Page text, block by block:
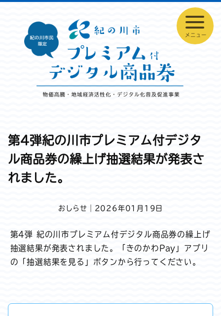
第4弾紀の川市プレミアム付デジタ
ル商品券の繰上げ抽選結果が発表さ
れました。
おしらせ｜2026年01月19日
第4弾 紀の川市プレミアム付デジタル商品券の繰上げ
抽選結果が発表されました。「きのかわPay」アプリ
の「抽選結果を見る」ボタンから行ってください。